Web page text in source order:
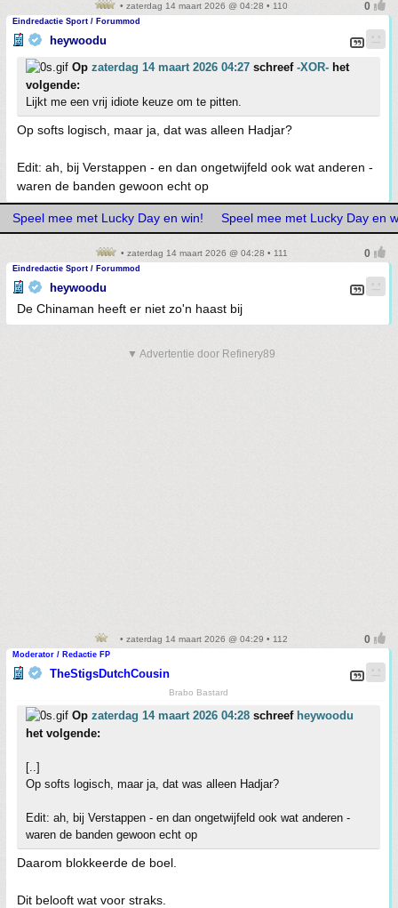
• zaterdag 14 maart 2026 @ 04:28 • 110
Eindredactie Sport / Forummod
heywoodu
Op zaterdag 14 maart 2026 04:27 schreef -XOR- het
volgende:
Lijkt me een vrij idiote keuze om te pitten.
Op softs logisch, maar ja, dat was alleen Hadjar?
Edit: ah, bij Verstappen - en dan ongetwijfeld ook wat anderen -
waren de banden gewoon echt op
Speel mee met Lucky Day en win! Speel mee met Lucky Day en
• zaterdag 14 maart 2026 @ 04:28 • 111
Eindredactie Sport / Forummod
heywoodu
De Chinaman heeft er niet zo'n haast bij
▼ Advertentie door Refinery89
• zaterdag 14 maart 2026 @ 04:29 • 112
Moderator / Redactie FP
TheStigsDutchCousin
Brabo Bastard
Op zaterdag 14 maart 2026 04:28 schreef heywoodu
het volgende:
[..]
Op softs logisch, maar ja, dat was alleen Hadjar?
Edit: ah, bij Verstappen - en dan ongetwijfeld ook wat anderen -
waren de banden gewoon echt op
Daarom blokkeerde de boel.
Dit belooft wat voor straks.